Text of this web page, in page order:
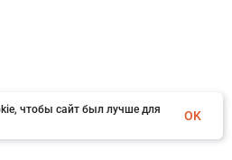
чтобы сайт был лучше для
OK